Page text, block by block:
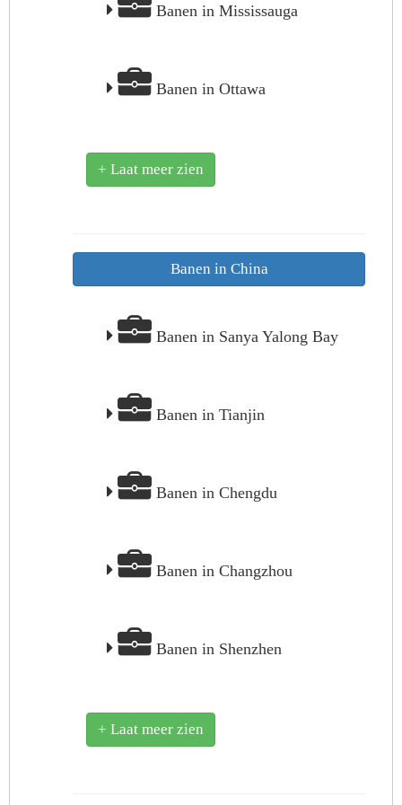
Banen in Mississauga
Banen in Ottawa
+ Laat meer zien
Banen in China
Banen in Sanya Yalong Bay
Banen in Tianjin
Banen in Chengdu
Banen in Changzhou
Banen in Shenzhen
+ Laat meer zien